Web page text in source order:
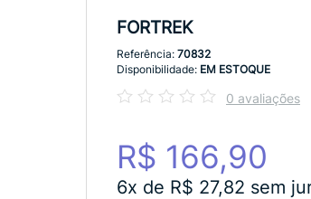
FORTREK
Referência: 70832
Disponibilidade: EM ESTOQUE
0 avaliações
R$ 166,90
6x de R$ 27,82 sem